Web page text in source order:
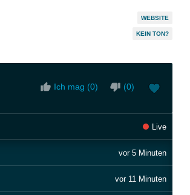
WEBSITE
KEIN TON?
Ich mag (0) (0)
Live
vor 5 Minuten
vor 11 Minuten